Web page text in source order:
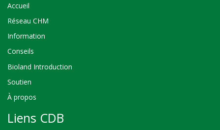
Accueil
Réseau CHM
Information
Conseils
Bioland Introduction
Soutien
À propos
Liens CDB